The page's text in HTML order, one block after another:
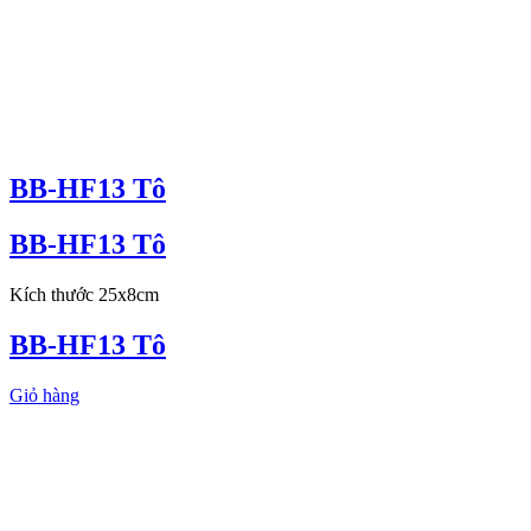
BB-HF13 Tô
BB-HF13 Tô
Kích thước 25x8cm
BB-HF13 Tô
Giỏ hàng